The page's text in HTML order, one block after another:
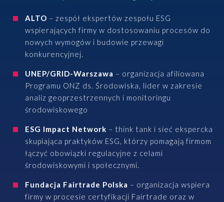
ALTO – zespół ekspertów zespołu ESG
wspierających firmy w dostosowaniu procesów do
nowych wymogów i budowie przewagi
konkurencyjnej.
UNEP/GRID-Warszawa – organizacja afiliowana
Programu ONZ ds. Środowiska, lider w zakresie
analiz geoprzestrzennych i monitoringu
środowiskowego
ESG Impact Network – think tank i sieć ekspercka
skupiająca praktyków ESG, którzy pomagają firmom
łączyć obowiązki regulacyjne z celami
środowiskowymi i społecznymi.
Fundacja Fairtrade Polska – organizacja wspiera
firmy w procesie certyfikacji Fairtrade oraz w